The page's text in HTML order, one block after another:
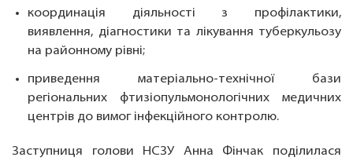
координація діяльності з профілактики,
виявлення, діагностики та лікування туберкульозу
на районному рівні;
приведення матеріально-технічної бази
регіональних фтизіопульмонологічних медичних
центрів до вимог інфекційного контролю.
Заступниця голови НСЗУ Анна Фінчак поділилася